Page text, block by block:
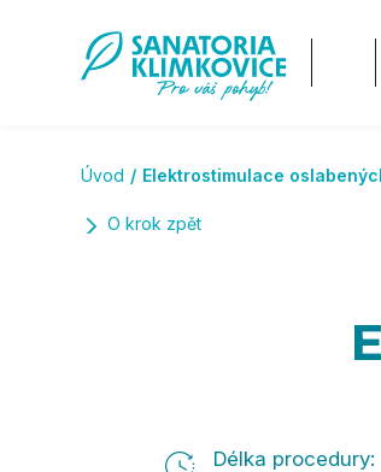
Úvod Elektrostimulace
O krok zpět
Délka procedury: